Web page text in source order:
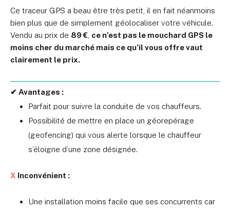
Ce traceur GPS a beau être très petit, il en fait néanmoins
bien plus que de simplement géolocaliser votre véhicule.
Vendu au prix de 89 € ce n’est pas le mouchard GPS le
moins cher du marché mais ce qu’il vous offre vaut
clairement le prix.
✔ Avantages :
Parfait pour suivre la conduite de vos chauffeurs.
Possibilité de mettre en place un géorepérage
(geofencing) qui vous alerte lorsque le chauffeur
s’éloigne d’une zone désignée.
X Inconvénient :
Une installation moins facile que ses concurrents car